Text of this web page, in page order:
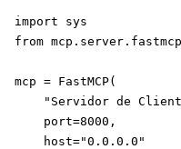
import sys
from
mcp = FastMCP(
"Servidor de
    port=8000,
    host="0.0.0.0"